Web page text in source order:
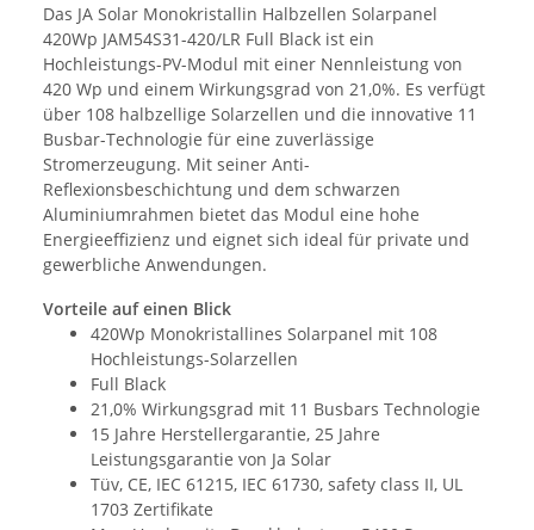
Das JA Solar Monokristallin Halbzellen Solarpanel
420Wp JAM54S31-420/LR Full Black ist ein
Hochleistungs-PV-Modul mit einer Nennleistung von
420 Wp und einem Wirkungsgrad von 21,0%. Es verfügt
über 108 halbzellige Solarzellen und die innovative 11
Busbar-Technologie für eine zuverlässige
Stromerzeugung. Mit seiner Anti-
Reflexionsbeschichtung und dem schwarzen
Aluminiumrahmen bietet das Modul eine hohe
Energieeffizienz und eignet sich ideal für private und
gewerbliche Anwendungen.
Vorteile auf einen Blick
420Wp Monokristallines Solarpanel mit 108
Hochleistungs-Solarzellen
Full Black
21,0% Wirkungsgrad mit 11 Busbars Technologie
15 Jahre Herstellergarantie, 25 Jahre
Leistungsgarantie von Ja Solar
Tüv, CE, IEC 61215, IEC 61730, safety class II, UL
1703 Zertifikate